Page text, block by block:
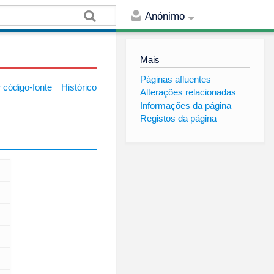
Anónimo
Mais
Páginas afluentes
Alterações relacionadas
Informações da página
Registos da página
código-fonte Histórico